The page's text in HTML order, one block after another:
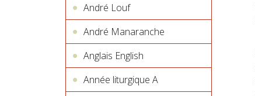
André Louf
André Manaranche
Anglais English
Année liturgique A